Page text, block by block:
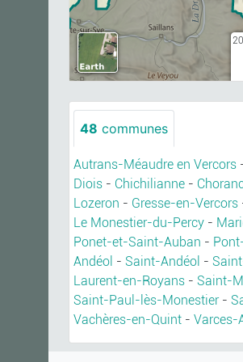
48 communes
Autrans-Méaudre en Vercors
Diois - Chichilianne -
Lozeron - Gresse-en-Vercors
Le Monestier-du-Percy -
Ponet-et-Saint-Auban -
Andéol - Saint-Andéol -
Laurent-en-Royans - Saint-
Saint-Paul-lès-Monestier-
Vachères-en-Quint - Varces-